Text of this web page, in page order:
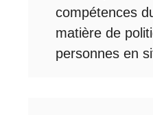
compétences
matière de
personnes en